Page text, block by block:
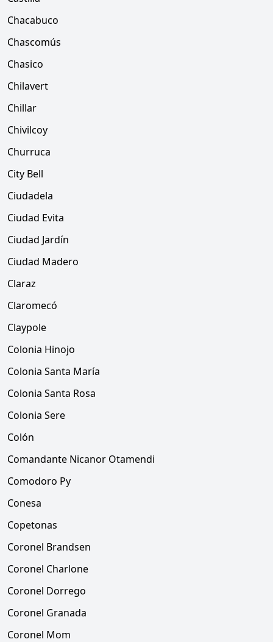
Chacabuco
Chascomús
Chasico
Chilavert
Chillar
Chivilcoy
Churruca
City Bell
Ciudadela
Ciudad Evita
Ciudad Jardín
Ciudad Madero
Claraz
Claromecó
Claypole
Colonia Hinojo
Colonia Santa María
Colonia Santa Rosa
Colonia Sere
Colón
Comandante Nicanor Otamendi
Comodoro Py
Conesa
Copetonas
Coronel Brandsen
Coronel Charlone
Coronel Dorrego
Coronel Granada
Coronel Mom